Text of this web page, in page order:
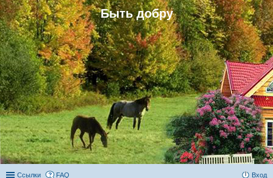
Быть добру
Ссылки FAQ Вход